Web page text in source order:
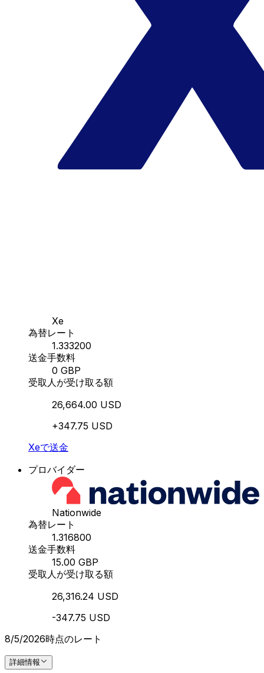
Xe
為替レート
1.333200
送金手数料
0 GBP
受取人が受け取る額
26,664.00 USD
+347.75 USD
Xeで送金
プロバイダー
Nationwide
為替レート
1.316800
送金手数料
15.00 GBP
受取人が受け取る額
26,316.24 USD
-347.75 USD
8/5/2026時点のレート
詳細情報